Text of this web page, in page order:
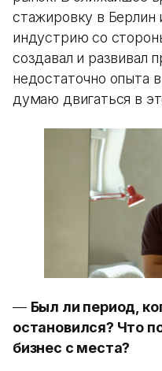
стажировку в Берлин
индустрию со
создавал и развивал
недостаточно опыта
думаю двигаться в
— Был ли период,
остановился? Что
бизнес с места?